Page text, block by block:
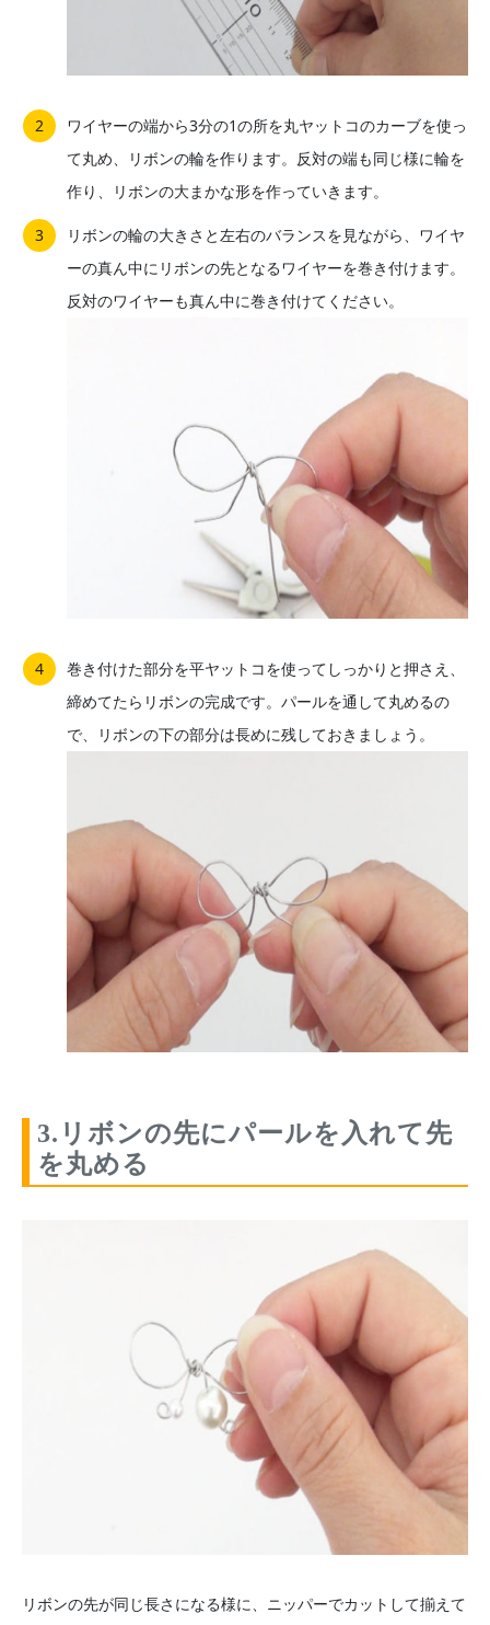
ワイヤーの端から3分の1の所を丸ヤットコのカーブを使っ
て丸め、リボンの輪を作ります。反対の端も同じ様に輪を
作り、リボンの大まかな形を作っていきます。
リボンの輪の大きさと左右のバランスを見ながら、ワイヤ
ーの真ん中にリボンの先となるワイヤーを巻き付けます。
反対のワイヤーも真ん中に巻き付けてください。
巻き付けた部分を平ヤットコを使ってしっかりと押さえ、
締めてたらリボンの完成です。パールを通して丸めるの
で、リボンの下の部分は長めに残しておきましょう。
3.リボンの先にパールを入れて先
を丸める
リボンの先が同じ長さになる様に、ニッパーでカットして揃えて